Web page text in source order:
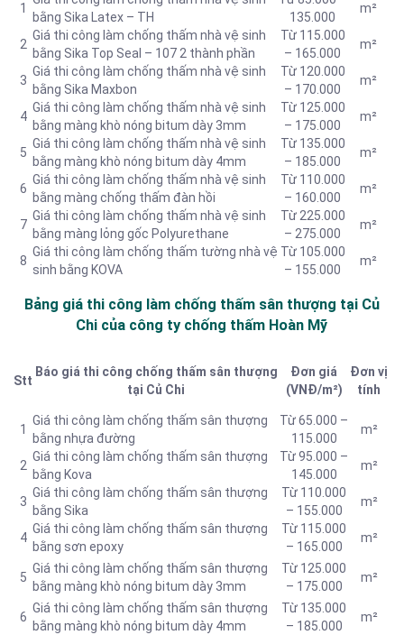
1
bằng Sika Latex – TH
135.000
m²
2
Giá thi công làm chống thấm nhà vệ sinh
bằng Sika Top Seal – 107 2 thành phần
Từ 115.000
– 165.000
m²
3
Giá thi công làm chống thấm nhà vệ sinh
bằng Sika Maxbon
Từ 120.000
– 170.000
m²
4
Giá thi công làm chống thấm nhà vệ sinh
bằng màng khò nóng bitum dày 3mm
Từ 125.000
– 175.000
m²
5
Giá thi công làm chống thấm nhà vệ sinh
bằng màng khò nóng bitum dày 4mm
Từ 135.000
– 185.000
m²
6
Giá thi công làm chống thấm nhà vệ sinh
bằng màng chống thấm đàn hồi
Từ 110.000
– 160.000
m²
7
Giá thi công làm chống thấm nhà vệ sinh
bằng màng lỏng gốc Polyurethane
Từ 225.000
– 275.000
m²
8
Giá thi công làm chống thấm tường nhà vệ
sinh bằng KOVA
Từ 105.000
– 155.000
m²
Bảng giá thi công làm chống thấm sân thượng tại Củ
Chi của công ty chống thấm Hoàn Mỹ
Stt
Báo giá thi công chống thấm sân thượng
tại Củ Chi
Đơn giá
(VNĐ/m²)
Đơn vị
tính
1
Giá thi công làm chống thấm sân thượng
bằng nhựa đường
Từ 65.000 –
115.000
m²
2
Giá thi công làm chống thấm sân thượng
bằng Kova
Từ 95.000 –
145.000
m²
3
Giá thi công làm chống thấm sân thượng
bằng Sika
Từ 110.000
– 155.000
m²
4
Giá thi công làm chống thấm sân thượng
bằng sơn epoxy
Từ 115.000
– 165.000
m²
5
Giá thi công làm chống thấm sân thượng
bằng màng khò nóng bitum dày 3mm
Từ 125.000
– 175.000
m²
6
Giá thi công làm chống thấm sân thượng
bằng màng khò nóng bitum dày 4mm
Từ 135.000
– 185.000
m²